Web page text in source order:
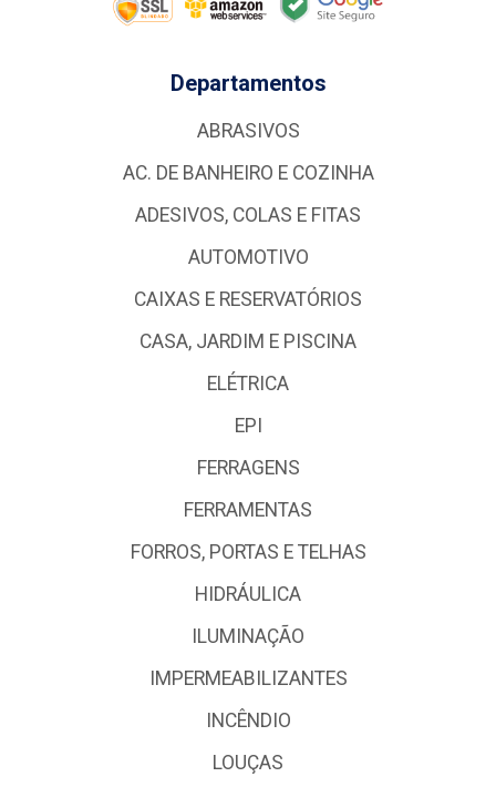
Departamentos
ABRASIVOS
AC. DE BANHEIRO E COZINHA
ADESIVOS, COLAS E FITAS
AUTOMOTIVO
CAIXAS E RESERVATÓRIOS
CASA, JARDIM E PISCINA
ELÉTRICA
EPI
FERRAGENS
FERRAMENTAS
FORROS, PORTAS E TELHAS
HIDRÁULICA
ILUMINAÇÃO
IMPERMEABILIZANTES
INCÊNDIO
LOUÇAS